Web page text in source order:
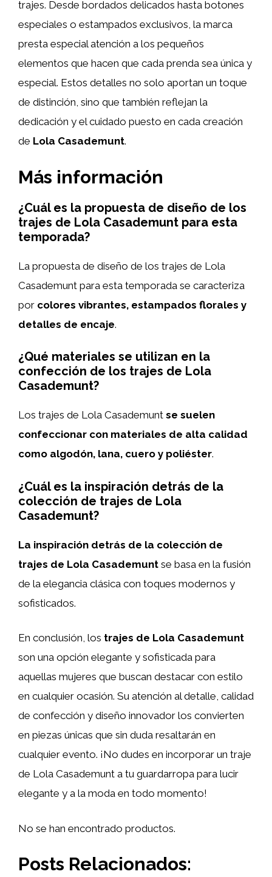
trajes. Desde bordados delicados hasta botones
especiales o estampados exclusivos, la marca
presta especial atención a los pequeños
elementos que hacen que cada prenda sea única y
especial. Estos detalles no solo aportan un toque
de distinción, sino que también reflejan la
dedicación y el cuidado puesto en cada creación
de Lola Casademunt.
Más información
¿Cuál es la propuesta de diseño de los
trajes de Lola Casademunt para esta
temporada?
La propuesta de diseño de los trajes de Lola
Casademunt para esta temporada se caracteriza
por colores vibrantes, estampados florales y
detalles de encaje.
¿Qué materiales se utilizan en la
confección de los trajes de Lola
Casademunt?
Los trajes de Lola Casademunt se suelen
confeccionar con materiales de alta calidad
como algodón, lana, cuero y poliéster.
¿Cuál es la inspiración detrás de la
colección de trajes de Lola
Casademunt?
La inspiración detrás de la colección de
trajes de Lola Casademunt se basa en la fusión
de la elegancia clásica con toques modernos y
sofisticados.
En conclusión, los trajes de Lola Casademunt
son una opción elegante y sofisticada para
aquellas mujeres que buscan destacar con estilo
en cualquier ocasión. Su atención al detalle, calidad
de confección y diseño innovador los convierten
en piezas únicas que sin duda resaltarán en
cualquier evento. ¡No dudes en incorporar un traje
de Lola Casademunt a tu guardarropa para lucir
elegante y a la moda en todo momento!
No se han encontrado productos.
Posts Relacionados: